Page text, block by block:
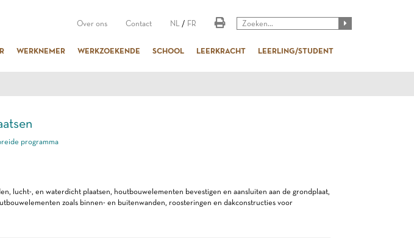
Over ons Contact NL / FR
WERKNEMER WERKZOEKENDE SCHOOL LEERKRACHT LEERLING/STUDENT
programma
lucht-, en waterdicht plaatsen, houtbouwelementen bevestigen en aansluiten aan de grondplaat,
zoals binnen- en buitenwanden, roosteringen en dakconstructies voor